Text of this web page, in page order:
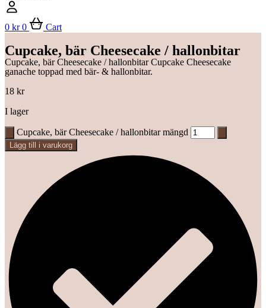
0 kr 0 Cart
Cupcake, bär Cheesecake / hallonbitar
Cupcake, bär Cheesecake / hallonbitar Cupcake Cheesecake
ganache toppad med bär- & hallonbitar.
18 kr
I lager
Cupcake, bär Cheesecake / hallonbitar mängd
Lägg till i varukorg